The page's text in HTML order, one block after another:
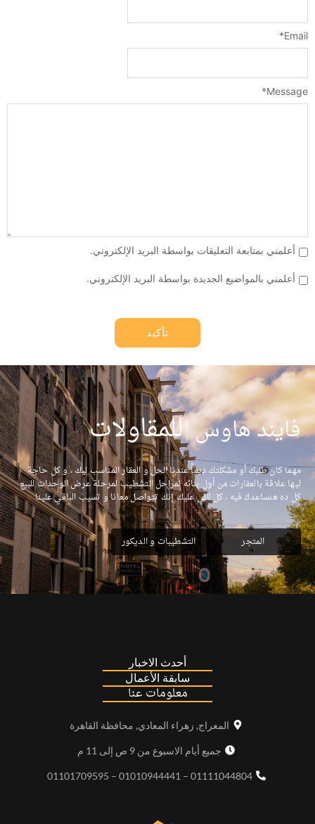
Message
*
Email
*
أعلمني بمتابعة التعليقات بواسطة البريد الإلكتروني.
أعلمني بالمواضيع الجديدة بواسطة البريد الإلكتروني.
فايند هاوس للمقاولات|
مهما كان طلبك أو مشكلتك ديماً عندنا الحل و العقار المناسب ليك ، و كل حاجة
ليها علاقة بالعقارات من أول بنائه لمراحل التشطيب لمرحلة عرض الوحدات للبيع
كل ده هنساعدك فيه ، كل اللي عليك إنك تتواصل معانا و تسيب الباقي علينا
المتجر التشطيبات و الديكور
أحدث الاخبار
سابقة الأعمال
معلومات عنا
المعراج, زهراء المعادي, محافظة القاهرة
جميع أيام الاسبوع من 9 ص إلى 11 م
01111044804 – 01010944441 – 01101709595